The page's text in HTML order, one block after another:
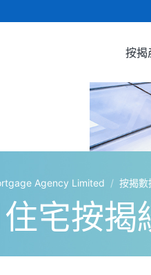
按揭
Agency Limited利嘉閣按
/ 按揭數
宅按揭